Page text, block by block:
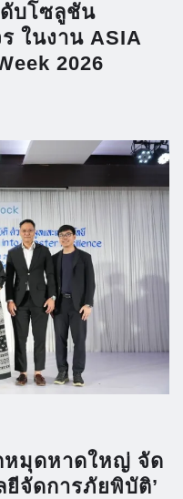
บโซลูชัน
ในงาน ASIA
2026
หมุดหาดใหญ่ จัด
จัดการภัยพิบัติ’